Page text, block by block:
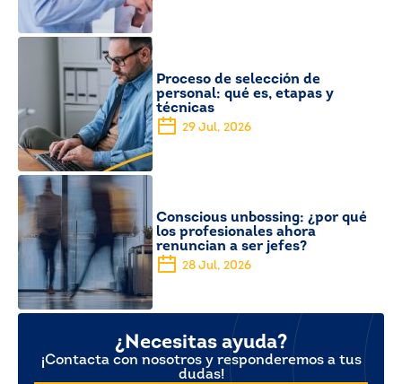
Proceso de selección de
personal: qué es, etapas y
técnicas
29 Jul, 2026
Conscious unbossing: ¿por qué
los profesionales ahora
renuncian a ser jefes?
28 Jul, 2026
¿Necesitas ayuda?
¡Contacta con nosotros y responderemos a tus
dudas!